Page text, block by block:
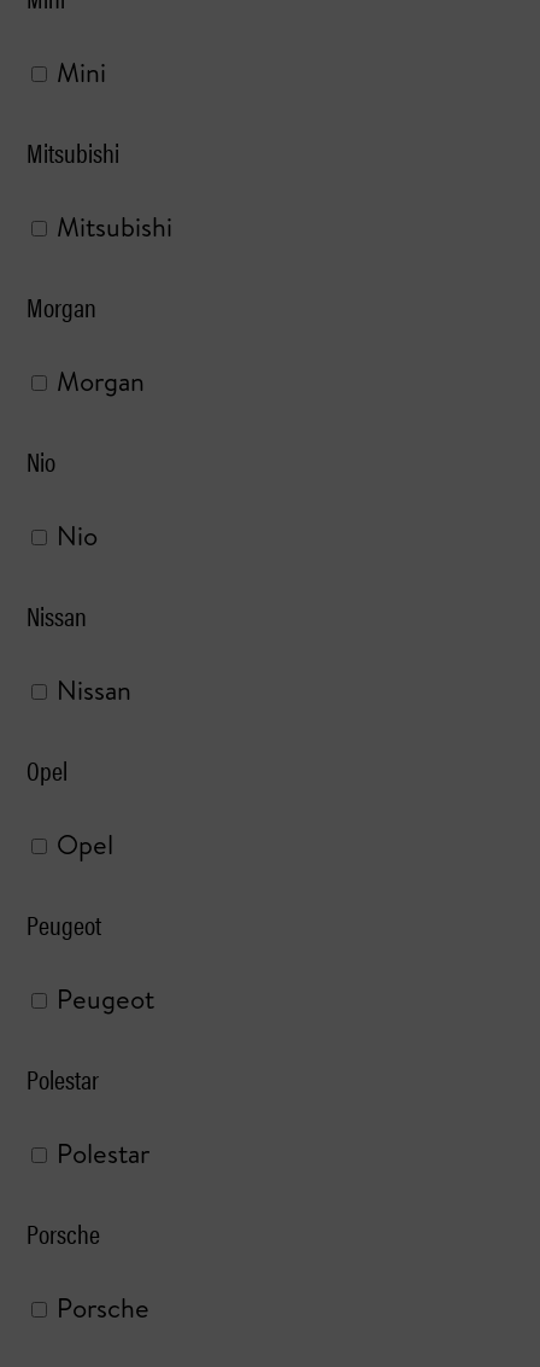
Mini
Mitsubishi
Mitsubishi
Morgan
Morgan
Nio
Nio
Nissan
Nissan
Opel
Opel
Peugeot
Peugeot
Polestar
Polestar
Porsche
Porsche